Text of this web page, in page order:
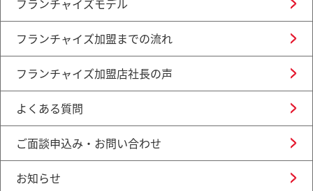
フランチャイズモデル
フランチャイズ加盟までの流れ
フランチャイズ加盟店社長の声
よくある質問
ご面談申込み・お問い合わせ
お知らせ